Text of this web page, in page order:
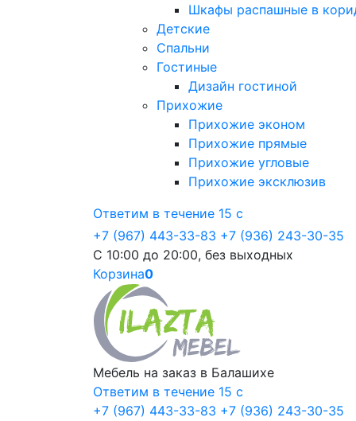
Шкафы распашные в
Детские
Спальни
Гостиные
Дизайн гостиной
Прихожие
Прихожие эконом
Прихожие прямые
Прихожие угловые
Прихожие эксклюзив
Ответим в течение 15 с
+7 (967) 443-33-83 +7 (936) 243-30-35
С 10:00 до 20:00, без выходных
Корзина0
Мебель на заказ в Балашихе
Ответим в течение 15 с
+7 (967) 443-33-83 +7 (936) 243-30-35